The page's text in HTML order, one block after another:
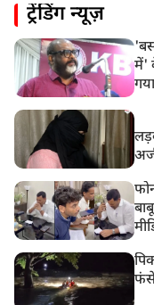
UP: लखनऊ में चलती
ट्रेंडिंग न्यूज़
में'